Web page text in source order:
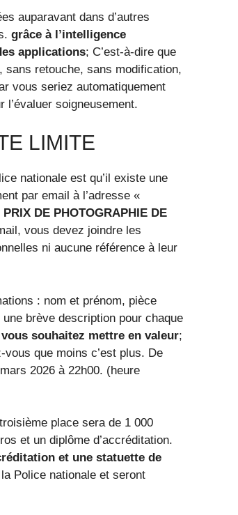
auparavant dans d’autres
grâce à l’intelligence
applications; C’est-à-dire que
sans retouche, sans modification,
vous seriez automatiquement
soigneusement.
LIMITE
nationale est qu’il existe une
par email à l’adresse «
DE PHOTOGRAPHIE DE
vous devez joindre les
ni aucune référence à leur
: nom et prénom, pièce
brève description pour chaque
souhaitez mettre en valeur;
que moins c’est plus. De
2026 à 22h00. (heure
place sera de 1 000
et un diplôme d’accréditation.
et une statuette de
Police nationale et seront